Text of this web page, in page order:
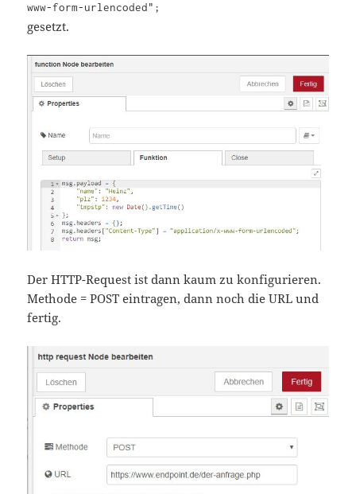
www-form-urlencoded";
gesetzt.
Der HTTP-Request ist dann kaum zu konfigurieren.
Methode = POST eintragen, dann noch die URL und
fertig.